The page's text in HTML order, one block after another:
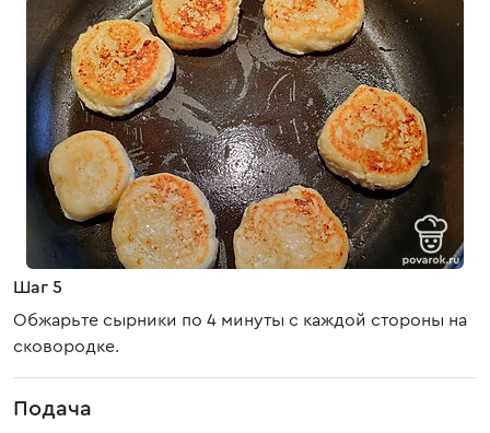
Шаг 5
Обжарьте сырники по 4 минуты с каждой стороны на
сковородке.
Подача